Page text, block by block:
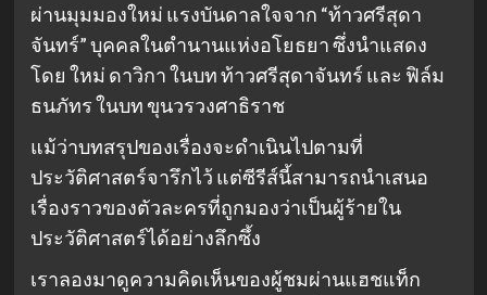
ผ่านมุมมองใหม่ แรงบันดาลใจจาก “ท้าวศรีสุดา
จันทร์” บุคคลในตำนานแห่งอโยธยา ซึ่งนำแสดง
โดย ใหม่ ดาวิกา ในบท ท้าวศรีสุดาจันทร์ และ ฟิล์ม
ธนภัทร ในบท ขุนวรวงศาธิราช
แม้ว่าบทสรุปของเรื่องจะดำเนินไปตามที่
ประวัติศาสตร์จารึกไว้ แต่ซีรีส์นี้สามารถนำเสนอ
เรื่องราวของตัวละครที่ถูกมองว่าเป็นผู้ร้ายใน
ประวัติศาสตร์ได้อย่างลึกซึ้ง
เราลองมาดูความคิดเห็นของผู้ชมผ่านแฮชแท็ก